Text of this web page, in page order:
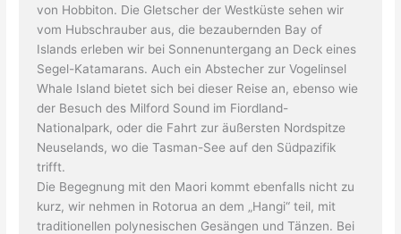
von Hobbiton. Die Gletscher der Westküste sehen wir
vom Hubschrauber aus, die bezaubernden Bay of
Islands erleben wir bei Sonnenuntergang an Deck eines
Segel-Katamarans. Auch ein Abstecher zur Vogelinsel
Whale Island bietet sich bei dieser Reise an, ebenso wie
der Besuch des Milford Sound im Fiordland-
Nationalpark, oder die Fahrt zur äußersten Nordspitze
Neuselands, wo die Tasman-See auf den Südpazifik
trifft.
Die Begegnung mit den Maori kommt ebenfalls nicht zu
kurz, wir nehmen in Rotorua an dem „Hangi“ teil, mit
traditionellen polynesischen Gesängen und Tänzen. Bei